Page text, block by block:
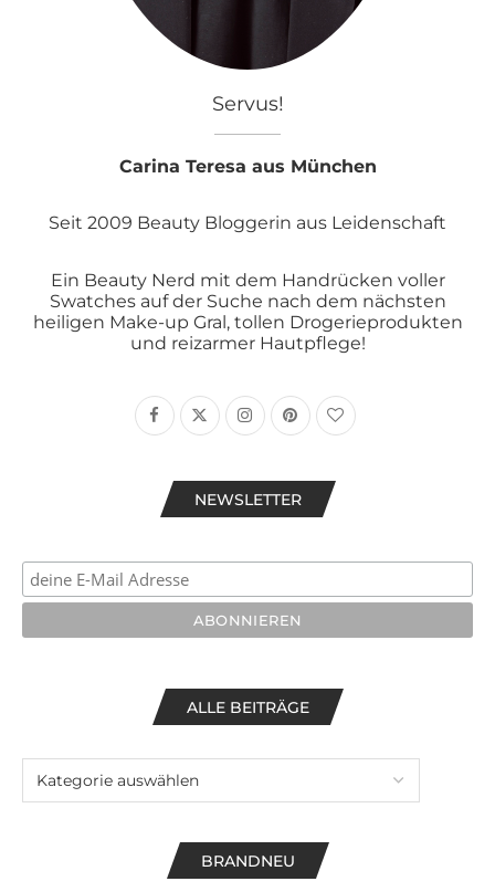
Servus!
Carina Teresa aus München
Seit 2009 Beauty Bloggerin aus Leidenschaft
Ein Beauty Nerd mit dem Handrücken voller
Swatches auf der Suche nach dem nächsten
heiligen Make-up Gral, tollen Drogerieprodukten
und reizarmer Hautpflege!
NEWSLETTER
ALLE BEITRÄGE
BRANDNEU